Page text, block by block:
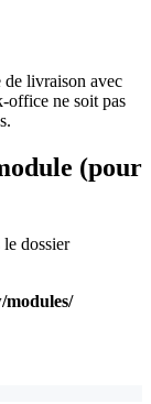
de livraison avec
office ne soit pas
(pour
dossier